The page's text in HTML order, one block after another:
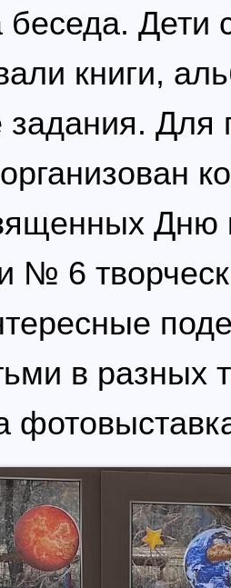
Дети
книги,
задания.
Дню
№ 6
в разных